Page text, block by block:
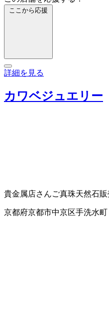
ここから応援
詳細を見る
カワベジュエリー
貴金属店さんご真珠天然石販
京都府京都市中京区手洗水町